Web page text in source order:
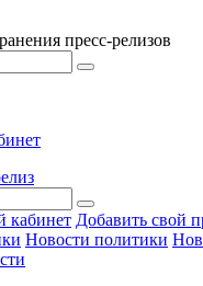
пресс-релизов
кабинет Добавить свой
Новости политики